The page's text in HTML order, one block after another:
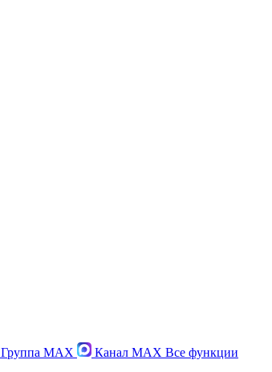
Группа MAX Канал MAX Все функции